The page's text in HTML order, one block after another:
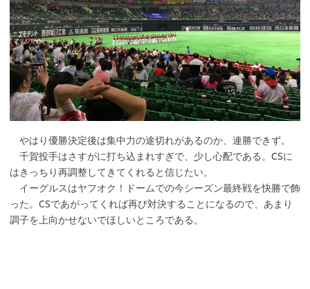
やはり優勝決定後は集中力の途切れがあるのか、連勝できず。
千賀投手はさすがに打ち込まれすぎで、少し心配である。CSに
はきっちり再調整してきてくれると信じたい。
イーグルスはヤフオク！ドームでの今シーズン最終戦を快勝で飾
った。CSであがってくれば再び対決することになるので、あまり
調子を上向かせないでほしいところである。